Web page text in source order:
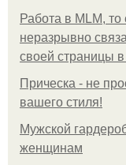
Работа в MLM,
неразрывно
своей страницы в
Прическа - не
вашего стиля!
Мужской
женщинам